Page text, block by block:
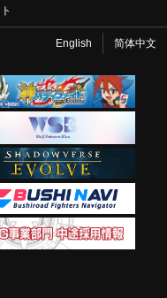
English 简体中文